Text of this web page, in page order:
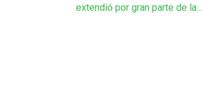
extendió por gran parte de la...